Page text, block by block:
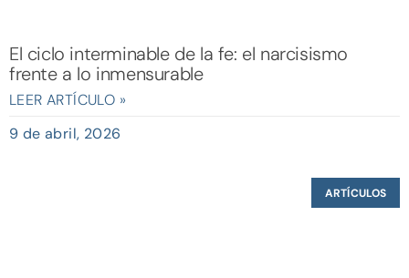
El ciclo interminable de la fe: el narcisismo
frente a lo inmensurable
LEER ARTÍCULO »
9 de abril, 2026
ARTÍCULOS